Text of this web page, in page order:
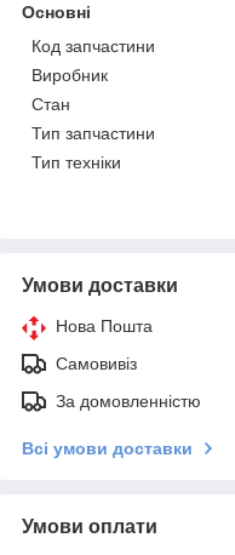
Основні
Код запчастини
Виробник
Стан
Тип запчастини
Тип техніки
Умови доставки
Нова Пошта
Самовивіз
За домовленністю
Всі умови доставки
Умови оплати